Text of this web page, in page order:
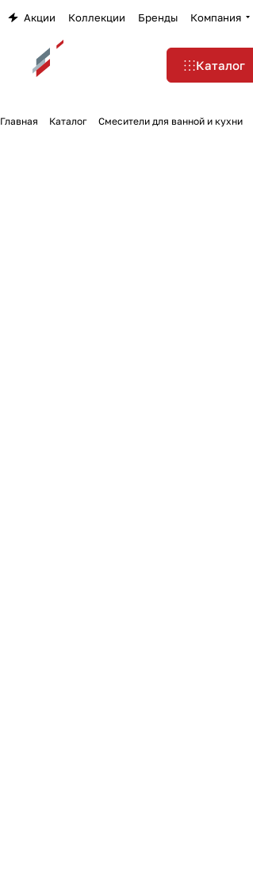
Акции Коллекции Бренды Компания
Каталог
Главная Каталог Смесители для ванной и кухни